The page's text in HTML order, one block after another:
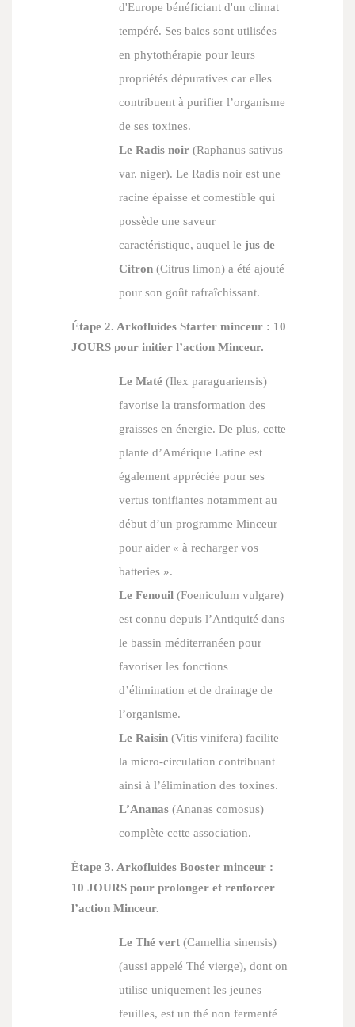
d'Europe bénéficiant d'un climat
tempéré. Ses baies sont utilisées
en phytothérapie pour leurs
propriétés dépuratives car elles
contribuent à purifier l’organisme
de ses toxines.
Le Radis noir (Raphanus sativus
var. niger). Le Radis noir est une
racine épaisse et comestible qui
possède une saveur
caractéristique, auquel le jus de
Citron (Citrus limon) a été ajouté
pour son goût rafraîchissant.
Étape 2. Arkofluides Starter minceur : 10
JOURS pour initier l’action Minceur.
Le Maté (Ilex paraguariensis)
favorise la transformation des
graisses en énergie. De plus, cette
plante d’Amérique Latine est
également appréciée pour ses
vertus tonifiantes notamment au
début d’un programme Minceur
pour aider « à recharger vos
batteries ».
Le Fenouil (Foeniculum vulgare)
est connu depuis l’Antiquité dans
le bassin méditerranéen pour
favoriser les fonctions
d’élimination et de drainage de
l’organisme.
Le Raisin (Vitis vinifera) facilite
la micro-circulation contribuant
ainsi à l’élimination des toxines.
L’Ananas (Ananas comosus)
complète cette association.
Étape 3. Arkofluides Booster minceur :
10 JOURS pour prolonger et renforcer
l’action Minceur.
Le Thé vert (Camellia sinensis)
(aussi appelé Thé vierge), dont on
utilise uniquement les jeunes
feuilles, est un thé non fermenté